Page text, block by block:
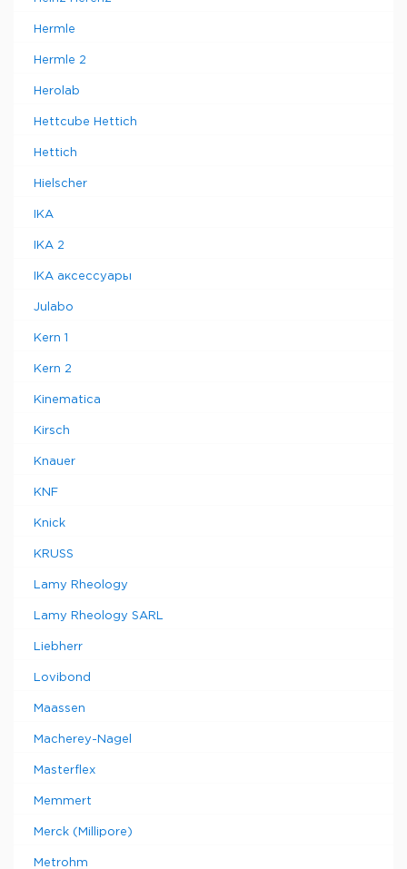
Hermle
Hermle 2
Herolab
Hettcube Hettich
Hettich
Hielscher
IKA
IKA 2
IKA аксессуары
Julabo
Kern 1
Kern 2
Kinematica
Kirsch
Knauer
KNF
Knick
KRUSS
Lamy Rheology
Lamy Rheology SARL
Liebherr
Lovibond
Maassen
Macherey-Nagel
Masterflex
Memmert
Merck (Millipore)
Metrohm